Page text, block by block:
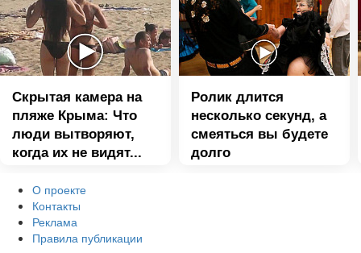
Скрытая камера на
пляже Крыма: Что
люди вытворяют,
когда их не видят...
Ролик длится
несколько секунд, а
смеяться вы будете
долго
О проекте
Контакты
Реклама
Правила публикации